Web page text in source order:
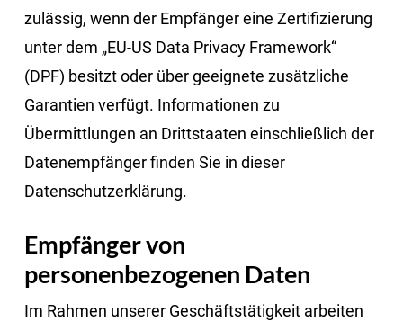
zulässig, wenn der Empfänger eine Zertifizierung
unter dem „EU-US Data Privacy Framework“
(DPF) besitzt oder über geeignete zusätzliche
Garantien verfügt. Informationen zu
Übermittlungen an Drittstaaten einschließlich der
Datenempfänger finden Sie in dieser
Datenschutzerklärung.
Empfänger von
personenbezogenen Daten
Im Rahmen unserer Geschäftstätigkeit arbeiten